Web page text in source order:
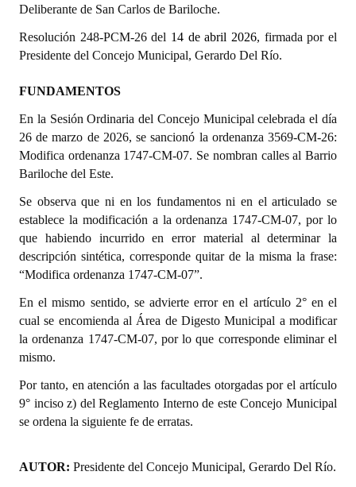
Reglamento Interno
Digesto
Informes de Gestión
Proyectos Presentados
Dictámenes Asesoría Letrada
Actas de Sesión
Informes de Unidad Coordinadora
Ejecución Presupuestaria
Actas de Audiencias Públicas
Comunicaciones
Deliberante de San Carlos de Bariloche.
Resolución 248-PCM-26 del 14 de abril 2026, firmada por el
Presidente del Concejo Municipal, Gerardo Del Río.
FUNDAMENTOS
En la Sesión Ordinaria del Concejo Municipal celebrada el día
26 de marzo de 2026, se sancionó la ordenanza 3569-CM-26:
Modifica ordenanza 1747-CM-07. Se nombran calles al Barrio
Bariloche del Este.
Se observa que ni en los fundamentos ni en el articulado se
establece la modificación a la ordenanza 1747-CM-07, por lo
que habiendo incurrido en error material al determinar la
descripción sintética, corresponde quitar de la misma la frase:
“Modifica ordenanza 1747-CM-07”.
En el mismo sentido, se advierte error en el artículo 2° en el
cual se encomienda al Área de Digesto Municipal a modificar
la ordenanza 1747-CM-07, por lo que corresponde eliminar el
mismo.
Por tanto, en atención a las facultades otorgadas por el artículo
9° inciso z) del Reglamento Interno de este Concejo Municipal
se ordena la siguiente fe de erratas.
AUTOR: Presidente del Concejo Municipal, Gerardo Del Río.